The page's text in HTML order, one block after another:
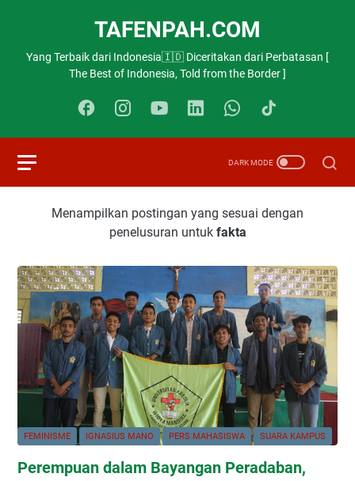
TAFENPAH.COM
Yang Terbaik dari Indonesia🇮🇩 Diceritakan dari Perbatasan [
The Best of Indonesia, Told from the Border ]
Menampilkan postingan yang sesuai dengan
penelusuran untuk fakta
FEMINISME IGNASIUS MANO PERS MAHASISWA SUARA KAMPUS
Perempuan dalam Bayangan Peradaban,